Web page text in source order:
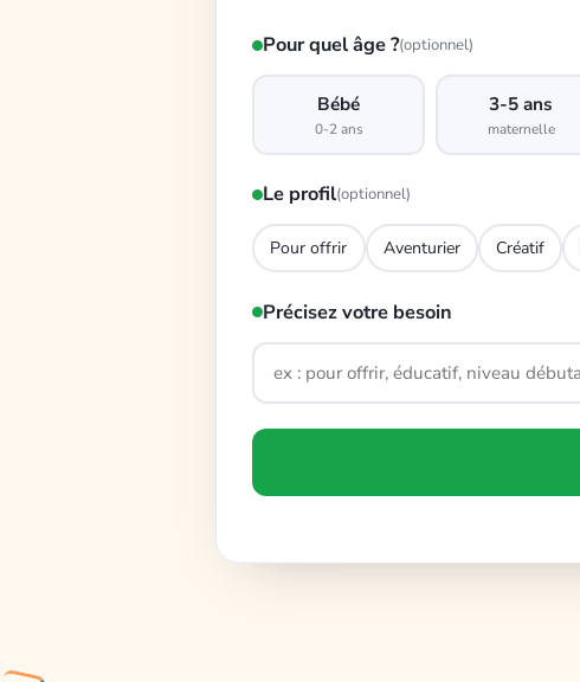
Pour quel âge ?(optionnel)
Bébé
0-2 ans
3-5 ans
maternelle
Le profil(optionnel)
Pour offrir Aventurier Créatif
Précisez votre besoin